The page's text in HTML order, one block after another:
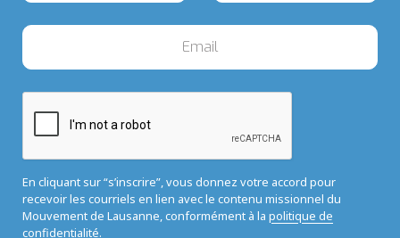
En cliquant sur “s’inscrire”, vous donnez votre accord pour
recevoir les courriels en lien avec le contenu missionnel du
Mouvement de Lausanne, conformément à la politique de
confidentialité.